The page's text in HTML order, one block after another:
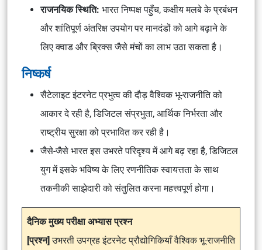
राजनयिक स्थिति: भारत निष्पक्ष पहुँच, कक्षीय मलबे के प्रबंधन
और शांतिपूर्ण अंतरिक्ष उपयोग पर मानदंडों को आगे बढ़ाने के
लिए क्वाड और ब्रिक्स जैसे मंचों का लाभ उठा सकता है।
निष्कर्ष
सैटेलाइट इंटरनेट प्रभुत्व की दौड़ वैश्विक भू-राजनीति को
आकार दे रही है, डिजिटल संप्रभुता, आर्थिक निर्भरता और
राष्ट्रीय सुरक्षा को प्रभावित कर रही है।
जैसे-जैसे भारत इस उभरते परिदृश्य में आगे बढ़ रहा है, डिजिटल
युग में इसके भविष्य के लिए रणनीतिक स्वायत्तता के साथ
तकनीकी साझेदारी को संतुलित करना महत्त्वपूर्ण होगा।
दैनिक मुख्य परीक्षा अभ्यास प्रश्न
[प्रश्न]उभरती उपग्रह इंटरनेट प्रौद्योगिकियाँ वैश्विक भू-राजनीति